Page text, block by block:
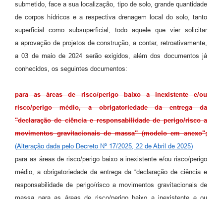
submetido, face a sua localização, tipo de solo, grande quantidade
de corpos hídricos e a respectiva drenagem local do solo, tanto
superficial como subsuperficial, todo aquele que vier solicitar
a aprovação de projetos de construção, a contar, retroativamente,
a 03 de maio de 2024 serão exigidos, além dos documentos já
conhecidos, os seguintes documentos:
para as áreas de risco/perigo baixo a inexistente e/ou
risco/perigo médio, a obrigatoriedade da entrega da
"declaração de ciência e responsabilidade de perigo/risco a
movimentos gravitacionais de massa" (modelo em anexo";
(Alteração dada pelo Decreto Nº 17/2025, 22 de Abril de 2025)
para as áreas de risco/perigo baixo a inexistente e/ou risco/perigo
médio, a obrigatoriedade da entrega da “declaração de ciência e
responsabilidade de perigo/risco a movimentos gravitacionais de